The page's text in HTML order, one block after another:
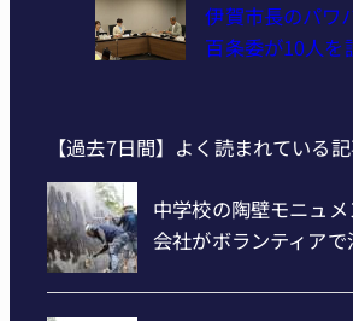
伊賀市長のパワ
百条委が10人を
【過去7日間】よく読まれている